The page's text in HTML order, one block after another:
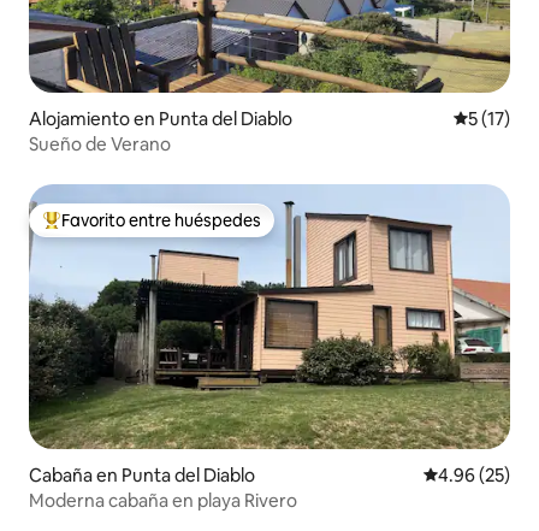
Alojamiento en Punta del Diablo
5 (17)
Sueño de Verano
Favorito entre huéspedes preferido
Favorito entre huéspedes
Cabaña en Punta del Diablo Calificación
4.96 (25)
Moderna cabaña en playa Rivero